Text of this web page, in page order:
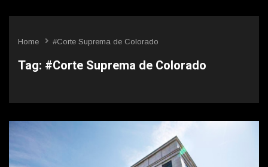
Home #Corte Suprema de Colorado
Tag: #Corte Suprema de Colorado